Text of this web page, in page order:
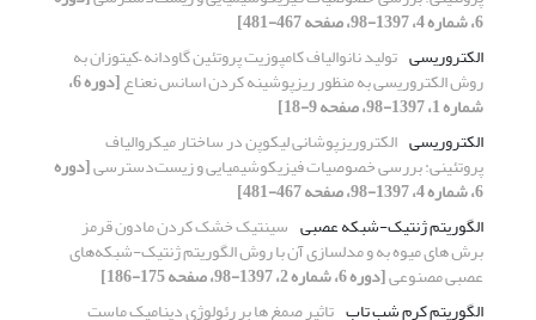
6، شماره 4، 1397-98، صفحه 467-481]
الکتروریسی تولید نانوالیاف کامپوزیت پروتئین گاودانه –کیتوزان به
روش الکتروریسی به منظور ریزپوشینه کردن اسانس نعناع [دوره 6،
شماره 1، 1397-98، صفحه 9-18]
الکتروریسی الکتروریزپوشانی لیکوپن در ساختار میکروالیاف
پروتئینی: بررسی خصوصیات فیزیکوشیمیایی و زیست‌دسترسی[دوره
6، شماره 4، 1397-98، صفحه 467-481]
الگوریتم ژنتیک-شبکه عصبی سینتیک خشک کردن مادون قرمز
برش های میوه به و مدلسازی آن با روش الگوریتم ژنتیک-شبکه‌های
عصبی مصنوعی[دوره 6، شماره 2، 1397-98، صفحه 175-186]
الگوریتم کرم شب تاب تاثیر صمغ ها بر رئولوژی دینامیک ماست